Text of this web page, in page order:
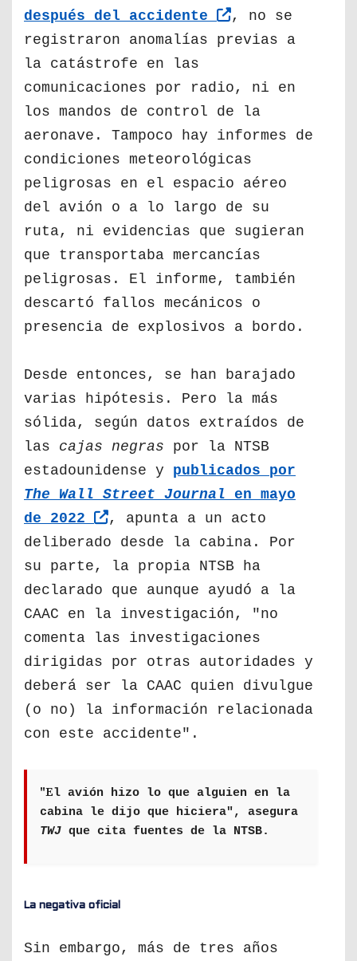
después del accidente
, no se
registraron anomalías previas a
la catástrofe en las
comunicaciones por radio, ni en
los mandos de control de la
aeronave. Tampoco hay informes de
condiciones meteorológicas
peligrosas en el espacio aéreo
del avión o a lo largo de su
ruta, ni evidencias que sugieran
que transportaba mercancías
peligrosas. El informe, también
descartó fallos mecánicos o
presencia de explosivos a bordo.
Desde entonces, se han barajado
varias hipótesis. Pero la más
sólida, según datos extraídos de
las cajas negras por la NTSB
estadounidense y publicados por
The Wall Street Journal en mayo
de 2022
, apunta a un acto
deliberado desde la cabina. Por
su parte, la propia NTSB ha
declarado que aunque ayudó a la
CAAC en la investigación, "no
comenta las investigaciones
dirigidas por otras autoridades y
deberá ser la CAAC quien divulgue
(o no) la información relacionada
con este accidente".
"El avión hizo lo que alguien en la
cabina le dijo que hiciera", asegura
TWJ que cita fuentes de la NTSB.
La negativa oficial
Sin embargo, más de tres años